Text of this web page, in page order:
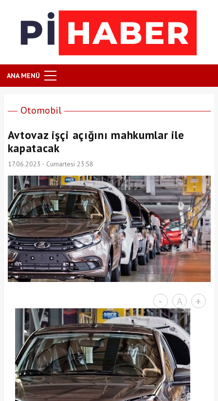
ANA MENÜ
Otomobil
Avtovaz işçi açığını mahkumlar ile
kapatacak
17.06.2023 - Cumartesi 23:58
- A +